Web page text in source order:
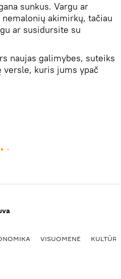
sunkus. Vargu ar
akimirkų, tačiau
ar susidursite su
naujas galimybes, suteiks
versle, kuris jums ypač
VISUOMENĖ KULTŪRA